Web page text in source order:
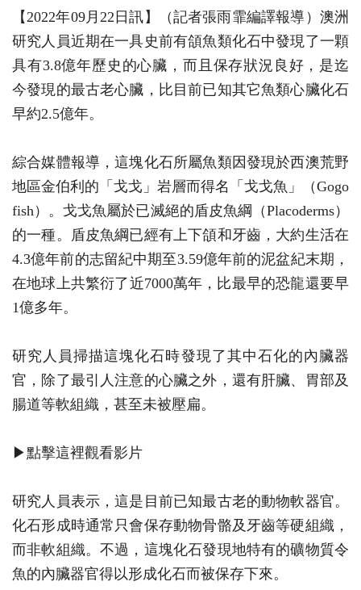
【2022年09月22日訊】（記者張雨霏編譯報導）澳洲
研究人員近期在一具史前有頜魚類化石中發現了一顆
具有3.8億年歷史的心臟，而且保存狀況良好，是迄
今發現的最古老心臟，比目前已知其它魚類心臟化石
早約2.5億年。
綜合媒體報導，這塊化石所屬魚類因發現於西澳荒野
地區金伯利的「戈戈」岩層而得名「戈戈魚」（Gogo
fish）。戈戈魚屬於已滅絕的盾皮魚綱（Placoderms）
的一種。盾皮魚綱已經有上下頜和牙齒，大約生活在
4.3億年前的志留紀中期至3.59億年前的泥盆紀末期，
在地球上共繁衍了近7000萬年，比最早的恐龍還要早
1億多年。
研究人員掃描這塊化石時發現了其中石化的內臟器
官，除了最引人注意的心臟之外，還有肝臟、胃部及
腸道等軟組織，甚至未被壓扁。
▶點擊這裡觀看影片
研究人員表示，這是目前已知最古老的動物軟器官。
化石形成時通常只會保存動物骨骼及牙齒等硬組織，
而非軟組織。不過，這塊化石發現地特有的礦物質令
魚的內臟器官得以形成化石而被保存下來。